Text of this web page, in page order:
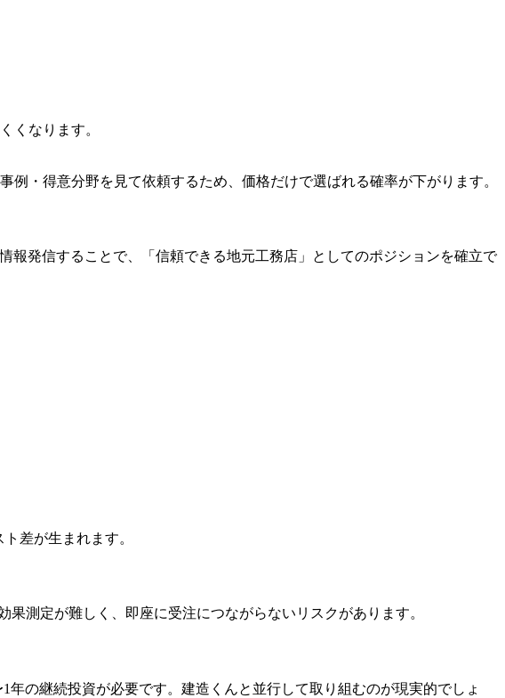
くなります。
・得意分野を見て依頼するため、価格だけで選ばれる確率が下がります。
発信することで、「信頼できる地元工務店」としてのポジションを確立で
差が生まれます。
測定が難しく、即座に受注につながらないリスクがあります。
の継続投資が必要です。建造くんと並行して取り組むのが現実的でしょ